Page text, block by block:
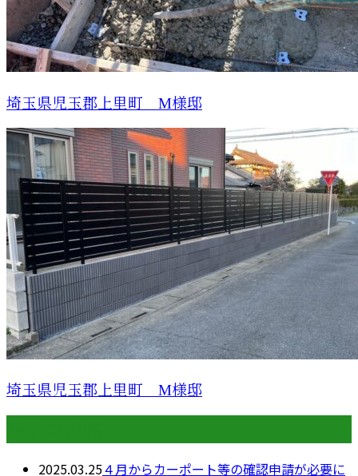
埼玉県児玉郡上里町 M様邸
埼玉県児玉郡上里町 M様邸
2025.03.25４月からカーポート等の確認申請が必要に